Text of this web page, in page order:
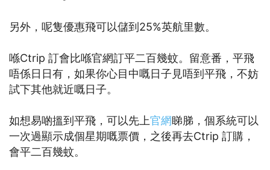
另外，呢隻優惠飛可以儲到25%英航里數。
喺Ctrip 訂會比喺官網訂平二百幾蚊。留意番，平飛
唔係日日有，如果你心目中嘅日子見唔到平飛，不妨
試下其他就近嘅日子。
如想易啲搵到平飛，可以先上官網睇䏲，個系統可以
一次過顯示成個星期嘅票價，之後再去Ctrip 訂購，
會平二百幾蚊。